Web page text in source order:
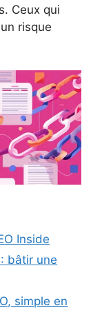
Ceux qui
risque
Inside
bâtir une
simple en